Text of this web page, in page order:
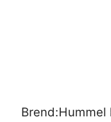
Brend:Hummel